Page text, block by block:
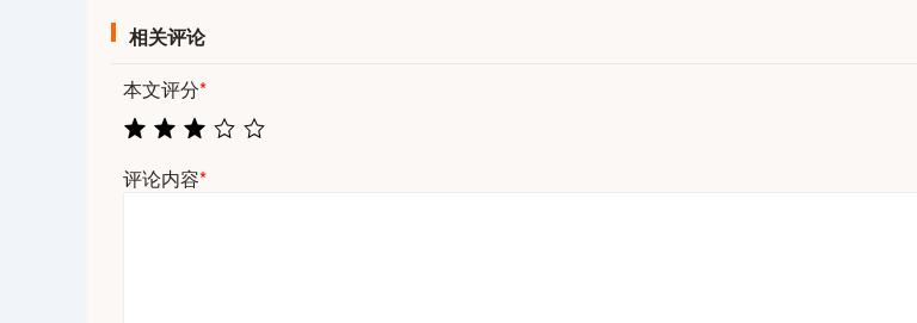
相关评论
本文评分*
评论内容*